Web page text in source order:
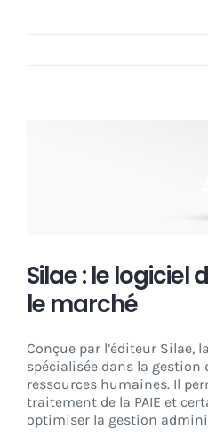
Silae : le logiciel
le marché
Conçue par l’éditeur Silae,
spécialisée dans la gestion
ressources humaines. Il
traitement de la PAIE et
optimiser la gestion